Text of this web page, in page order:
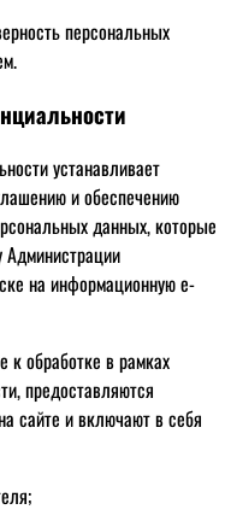
персональных
устанавливает
и обеспечению
данных, которые
Администрации
на информационную e-
обработке в рамках
предоставляются
сайте и включают в себя